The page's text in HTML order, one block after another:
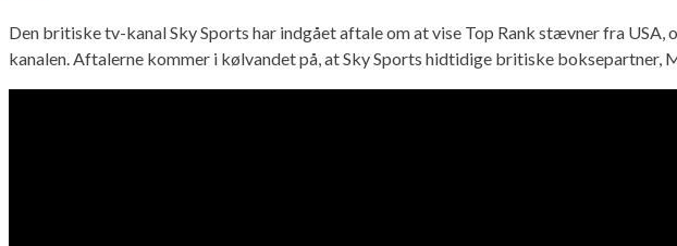
Den britiske tv-kanal Sky Sports har indgået aftale om at vise Top Rank stævner fra
kanalen. Aftalerne kommer i kølvandet på, at Sky Sports hidtidige britiske